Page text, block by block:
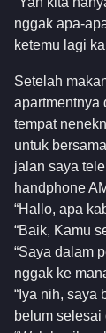
nggak apa-
ketemu lagi
Setelah
apartmentnya
tempat
untuk
jalan saya
handphone
“Hallo, apa
“Baik, Kamu
“Saya dalam
nggak ke
“Iya nih, saya
belum selesai